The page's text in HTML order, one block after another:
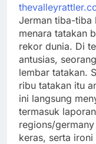
Jerman tiba-tiba
menara tatakan
rekor dunia. Di
antusias,
lembar tatakan.
ribu tatakan itu
ini langsung
termasuk
regions/
keras, serta